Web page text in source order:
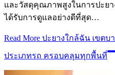
และวัสดุคุณภาพสูงในการปะย
ได้รับการดูแลอย่างดีที่สุด…
Read More ปะยางใกล้ฉัน เขตบ
ประเภทรถ ครอบคลุมทุกพื้นที่